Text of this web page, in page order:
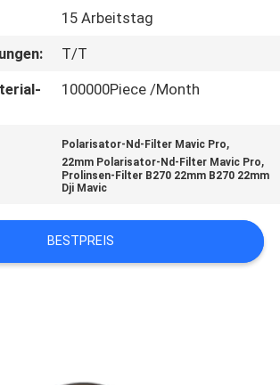
15 Arbeitstag
T/T
100000Piece /Month
Polarisator-Nd-Filter Mavic Pro,
22mm Polarisator-Nd-Filter Mavic Pro,
Prolinsen-Filter B270 22mm B270 22mm
Dji Mavic
BESTPREIS